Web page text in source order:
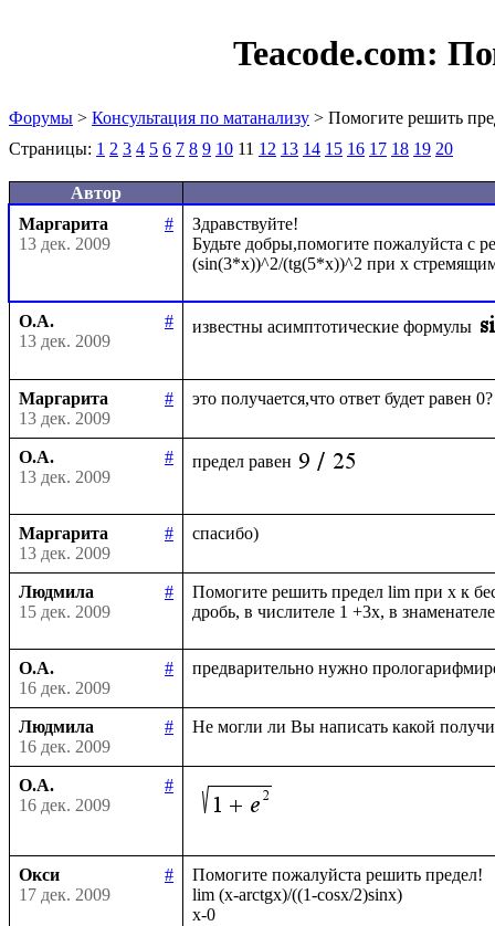
Teacode.com:
Форумы > Консультация по матанализу > Помогите решить
Страницы: 1 2 3 4 5 6 7 8 9 10 11 12 13 14 15 16 17 18 19 20
Автор
Маргарита
#
13 дек. 2009
Здравствуйте!
Будьте добры,помогите пожалуйста с
О.А.
#
13 дек. 2009
известны асимптотические формулы
Маргарита
#
13 дек. 2009
О.А.
#
13 дек. 2009
предел равен
Маргарита
#
13 дек. 2009
Людмила
#
15 дек. 2009
Помогите решить предел lim при х к
О.А.
#
16 дек. 2009
Людмила
#
16 дек. 2009
О.А.
#
16 дек. 2009
Окси
#
17 дек. 2009
Помогите пожалуйста решить предел!
lim (x-arctgx)/((1-cosx/2)sinx)
x-0